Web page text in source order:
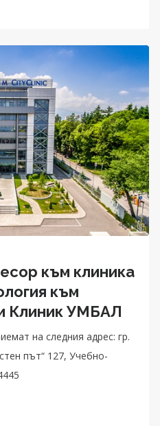
към клиника
към
Клиник УМБАЛ
на следния адрес: гр.
път“ 127, Учебно-